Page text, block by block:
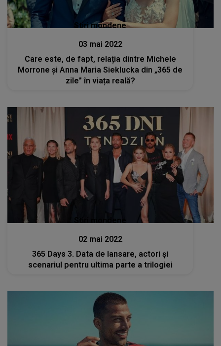
Stiri mondene
03 mai 2022
Care este, de fapt, relația dintre Michele
Morrone și Anna Maria Sieklucka din „365 de
zile” în viața reală?
Stiri mondene
02 mai 2022
365 Days 3. Data de lansare, actori și
scenariul pentru ultima parte a trilogiei